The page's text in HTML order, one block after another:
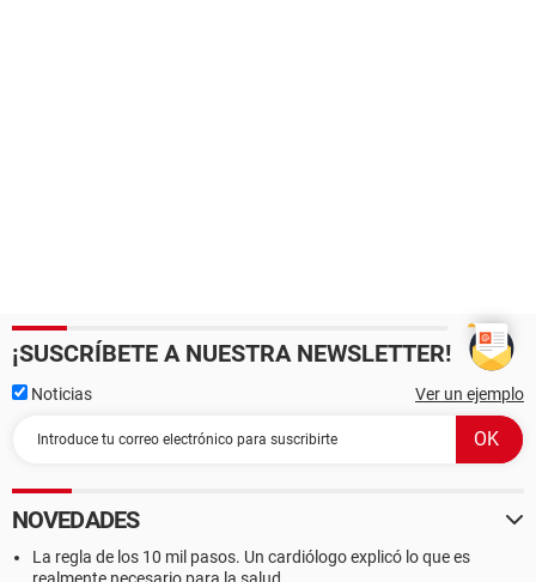
¡SUSCRÍBETE A NUESTRA NEWSLETTER!
Noticias Ver un ejemplo
NOVEDADES
La regla de los 10 mil pasos. Un cardiólogo explicó lo que es